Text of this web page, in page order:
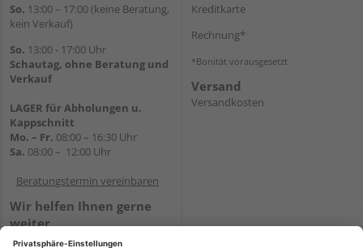
So. 13:00 – 17:00 (keine Beratung,
kein Verkauf)
So. 13:00 - 17:00 Uhr
Schautag, ohne Beratung und
Verkauf
LAGER für Abholungen u.
Kappschnitt
Mo. – Fr. 08:00 – 16:30 Uhr
Sa. 08:00 – 12:00 Uhr
Beratungstermin vereinbaren
Wir helfen Ihnen gerne
weiter
Tel.:+49 5647 94660
Kreditkarte
Rechnung*
*Bonität vorausgesetzt
Versand
Versandkosten